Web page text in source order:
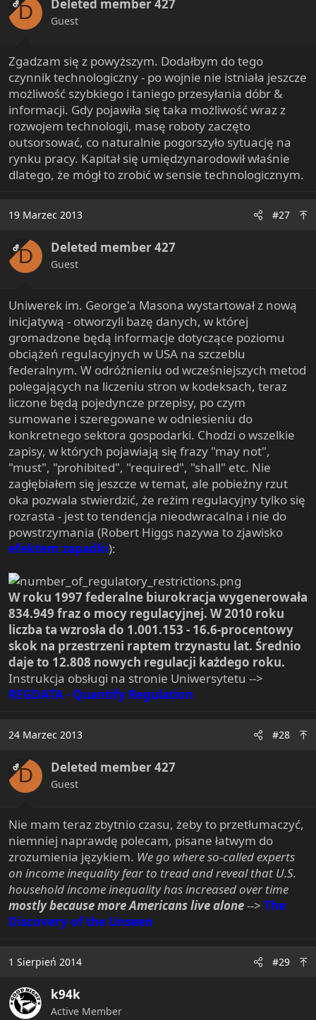
o
n
s
OPD Deleted member 427
Guest
Zgadzam się z powyższym. Dodałbym do tego
czynnik technologiczny - po wojnie nie istniała jeszcze
możliwość szybkiego i taniego przesyłania dóbr &
informacji. Gdy pojawiła się taka możliwość wraz z
rozwojem technologii, masę roboty zaczęto
outsorsować, co naturalnie pogorszyło sytuację na
rynku pracy. Kapitał się umiędzynarodowił właśnie
dlatego, że mógł to zrobić w sensie technologicznym.
19 Marzec 2013 #27
OPD Deleted member 427
Guest
Uniwerek im. George'a Masona wystartował z nową
inicjatywą - otworzyli bazę danych, w której
gromadzone będą informacje dotyczące poziomu
obciążeń regulacyjnych w USA na szczeblu
federalnym. W odróżnieniu od wcześniejszych metod
polegających na liczeniu stron w kodeksach, teraz
liczone będą pojedyncze przepisy, po czym
sumowane i szeregowane w odniesieniu do
konkretnego sektora gospodarki. Chodzi o wszelkie
zapisy, w których pojawiają się frazy "may not",
"must", "prohibited", "required", "shall" etc. Nie
zagłębiałem się jeszcze w temat, ale pobieżny rzut
oka pozwala stwierdzić, że reżim regulacyjny tylko się
rozrasta - jest to tendencja nieodwracalna i nie do
powstrzymania (Robert Higgs nazywa to zjawisko
efektem zapadki):
W roku 1997 federalne biurokracja wygenerowała
834.949 fraz o mocy regulacyjnej. W 2010 roku
liczba ta wzrosła do 1.001.153 - 16.6-procentowy
skok na przestrzeni raptem trzynastu lat. Średnio
daje to 12.808 nowych regulacji każdego roku.
Instrukcja obsługi na stronie Uniwersytetu -->
REGDATA - Quantify Regulation
24 Marzec 2013 #28
OPD Deleted member 427
Guest
Nie mam teraz zbytnio czasu, żeby to przetłumaczyć,
niemniej naprawdę polecam, pisane łatwym do
zrozumienia językiem. We go where so-called experts
on income inequality fear to tread and reveal that U.S.
household income inequality has increased over time
mostly because more Americans live alone--> The
Discovery of the Unseen
1 Sierpień 2014 #29
k94k
Active Member